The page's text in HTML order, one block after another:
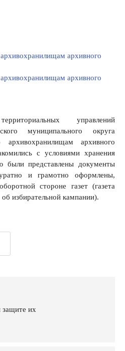
управлений
муниципального округа
архивохранилищам архивного
с условиями хранения
были представлены документы
и грамотно оформлены,
стороне газет (газета
избирательной кампании).
защите их